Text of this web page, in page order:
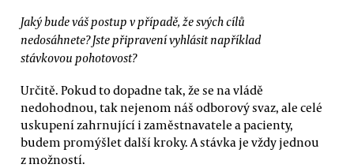
Jaký bude váš postup v případě, že svých cílů
nedosáhnete? Jste připravení vyhlásit například
stávkovou pohotovost?
Určitě. Pokud to dopadne tak, že se na vládě
nedohodnou, tak nejenom náš odborový svaz, ale celé
uskupení zahrnující i zaměstnavatele a pacienty,
budem promýšlet další kroky. A stávka je vždy jednou
z možností.